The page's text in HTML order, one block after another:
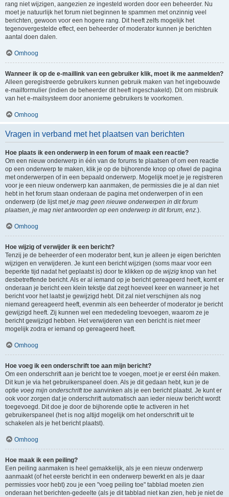
rang niet wijzigen, aangezien ze ingesteld worden door een beheerder. Nu
moet je natuurlijk het forum niet beginnen te spammen met onzinnig veel
berichten, gewoon voor een hogere rang. Dit heeft zelfs mogelijk het
tegenovergestelde effect, een beheerder of moderator kunnen je berichten
aantal doen dalen.
Omhoog
Wanneer ik op de e-maillink van een gebruiker klik, moet ik me aanmelden?
Alleen geregistreerde gebruikers kunnen gebruik maken van het ingebouwde
e-mailformulier (indien de beheerder dit heeft ingeschakeld). Dit om misbruik
van het e-mailsysteem door anonieme gebruikers te voorkomen.
Omhoog
Vragen in verband met het plaatsen van berichten
Hoe plaats ik een onderwerp in een forum of maak een reactie?
Om een nieuw onderwerp in één van de forums te plaatsen of om een reactie
op een onderwerp te maken, klik je op de bijhorende knop op ofwel de pagina
met onderwerpen of in een bepaald onderwerp. Mogelijk moet je je registreren
voor je een nieuw onderwerp kan aanmaken, de permissies die je al dan niet
hebt in het forum staan onderaan de pagina met onderwerpen of in een
onderwerp (de lijst metje mag geen nieuwe onderwerpen in dit forum
plaatsen, je mag niet antwoorden op een onderwerp in dit forum, enz.).
Omhoog
Hoe wijzig of verwijder ik een bericht?
Tenzij je de beheerder of een moderator bent, kun je alleen je eigen berichten
wijzigen en verwijderen. Je kunt een bericht wijzigen (soms maar voor een
beperkte tijd nadat het geplaatst is) door te klikken op de wijzig knop van het
desbetreffende bericht. Als er al iemand op je bericht gereageerd heeft, komt er
onderaan je bericht een klein tekstje dat zegt hoeveel keer en wanneer je het
bericht voor het laatst je gewijzigd hebt. Dit zal niet verschijnen als nog
niemand gereageerd heeft, evenmin als een beheerder of moderator je bericht
gewijzigd heeft. Zij kunnen wel een mededeling toevoegen, waarom ze je
bericht gewijzigd hebben. Het verwijderen van een bericht is niet meer
mogelijk zodra er iemand op gereageerd heeft.
Omhoog
Hoe voeg ik een onderschrift toe aan mijn bericht?
Om een onderschrift aan je bericht toe te voegen, moet je er eerst één maken.
Dit kun je via het gebruikerspaneel doen. Als je dit gedaan hebt, kun je de
optie voeg mijn onderschrift toe aanvinken als je een bericht plaatst. Je kunt er
ook voor zorgen dat je onderschrift automatisch aan ieder nieuw bericht wordt
toegevoegd. Dit doe je door de bijhorende optie te activeren in het
gebruikerspaneel (het is nog altijd mogelijk om het onderschrift uit te
schakelen als je het bericht plaatst).
Omhoog
Hoe maak ik een peiling?
Een peiling aanmaken is heel gemakkelijk, als je een nieuw onderwerp
aanmaakt (of het eerste bericht in een onderwerp bewerkt en als je daar
permissies voor hebt) zou je een "voeg peiling toe" tabblad moeten zien
onderaan het berichten-gedeelte (als je dit tabblad niet kan zien, heb je niet de